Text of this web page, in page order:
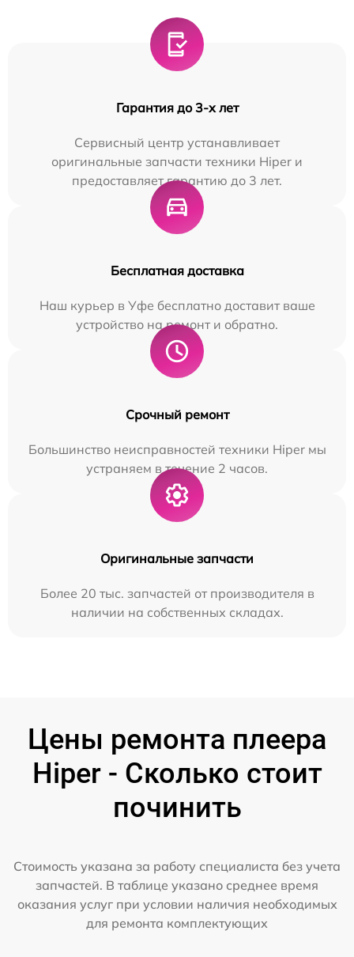
Гарантия до 3-х лет
Сервисный центр устанавливает
оригинальные запчасти техники Hiper и
предоставляет гарантию до 3 лет.
Бесплатная доставка
Наш курьер в Уфе бесплатно доставит ваше
устройство на ремонт и обратно.
Срочный ремонт
Большинство неисправностей техники Hiper мы
устраняем в течение 2 часов.
Оригинальные запчасти
Более 20 тыс. запчастей от производителя в
наличии на собственных складах.
Цены ремонта плеера
Hiper - Сколько стоит
починить
Стоимость указана за работу специалиста без учета
запчастей. В таблице указано среднее время
оказания услуг при условии наличия необходимых
для ремонта комплектующих